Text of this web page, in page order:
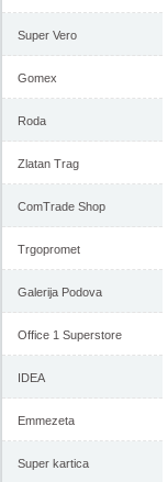
Super Vero
Gomex
Roda
Zlatan Trag
ComTrade Shop
Trgopromet
Galerija Podova
Office 1 Superstore
IDEA
Emmezeta
Super kartica